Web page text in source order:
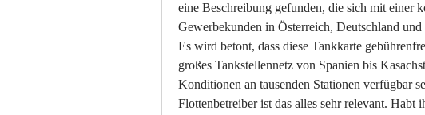
eine Beschreibung gefunden, die sich mit einer
Gewerbekunden in Österreich, Deutschland
Es wird betont, dass diese Tankkarte
großes Tankstellennetz von Spanien bis
Konditionen an tausenden Stationen verfügbar
Flottenbetreiber ist das alles sehr relevant.